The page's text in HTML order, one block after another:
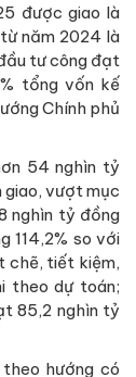
được giao là
năm 2024 là
tư công đạt
tổng vốn kế
Chính phủ
54 nghìn tỷ
giao, vượt mục
nghìn tỷ đồng
114,2% so với
chẽ, tiết kiệm,
theo dự toán;
85,2 nghìn tỷ
hướng có